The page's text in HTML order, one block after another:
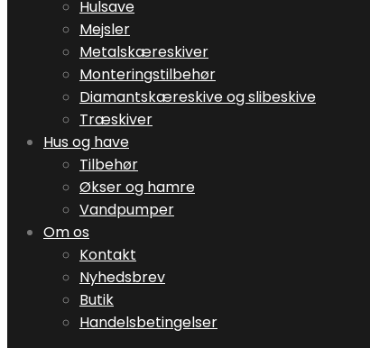
Hulsave
Mejsler
Metalskæreskiver
Monteringstilbehør
Diamantskæreskive og slibeskive
Træskiver
Hus og have
Tilbehør
Økser og hamre
Vandpumper
Om os
Kontakt
Nyhedsbrev
Butik
Handelsbetingelser